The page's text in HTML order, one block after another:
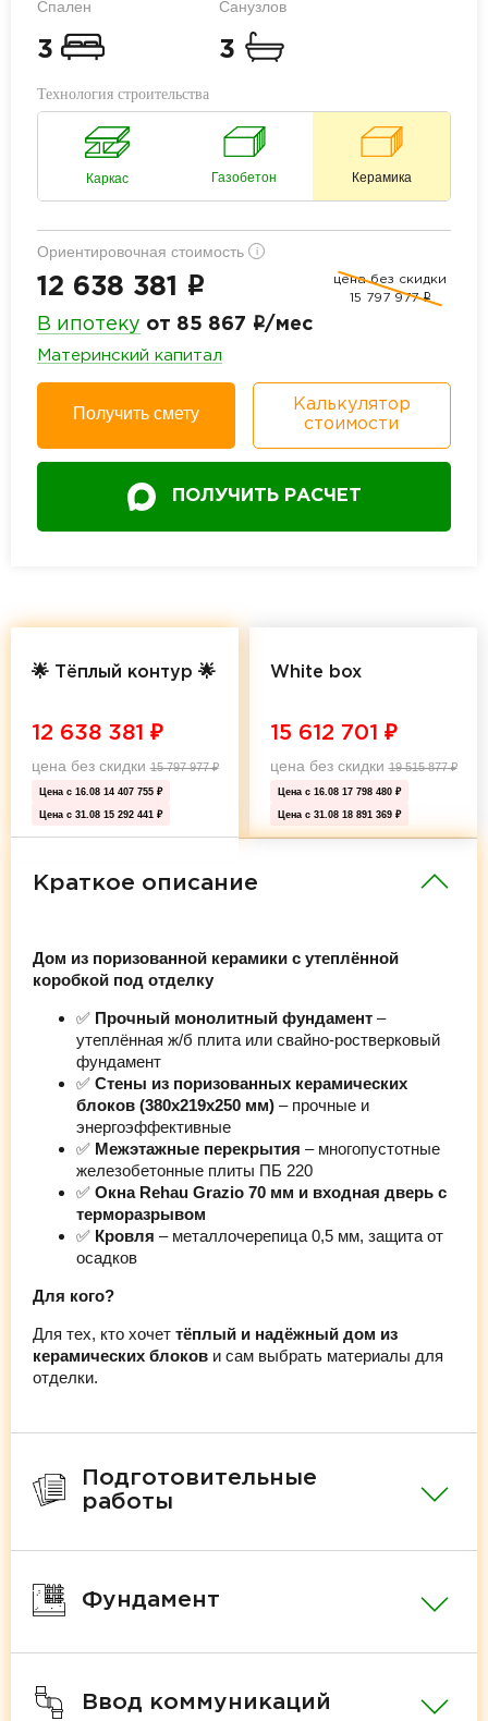
Спален
3
Санузлов
3
Технология строительства
Каркас Газобетон Керамика
Ориентировочная стоимость i
12 638 381 i
цена без скидки
15 797 977 i
В ипотеку от 85 867 i/мес
Материнский капитал
Получить смету
Калькулятор
стоимости
ПОЛУЧИТЬ РАСЧЕТ
🌟 Тёплый контур 🌟
12 638 381 ₽
цена без скидки15 797 977₽
Цена с 16.08 14 407 755 ₽
Цена с 31.08 15 292 441 ₽
White box
15 612 701 ₽
цена без скидки19 515 877₽
Цена с 16.08 17 798 480 ₽
Цена с 31.08 18 891 369 ₽
Краткое описание
Дом из поризованной керамики с утеплённой
коробкой под отделку
✅ Прочный монолитный фундамент –
утеплённая ж/б плита или свайно-ростверковый
фундамент
✅ Стены из поризованных керамических
блоков (380х219х250 мм) – прочные и
энергоэффективные
✅ Межэтажные перекрытия – многопустотные
железобетонные плиты ПБ 220
✅ Окна Rehau Grazio 70 мм и входная дверь с
терморазрывом
✅ Кровля – металлочерепица 0,5 мм, защита от
осадков
Для кого?
Для тех, кто хочет тёплый и надёжный дом из
керамических блоков и сам выбрать материалы для
отделки.
Подготовительные
работы
Фундамент
Ввод коммуникаций